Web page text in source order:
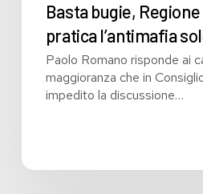
Basta bugie,
pratica l’antimafia
Paolo Romano risponde ai
maggioranza che in
impedito la discussione…